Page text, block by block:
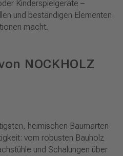
Kinderspielgeräte –
und beständigen Elementen
macht.
NOCKHOLZ
heimischen Baumarten
vom robusten Bauholz
und Schalungen über